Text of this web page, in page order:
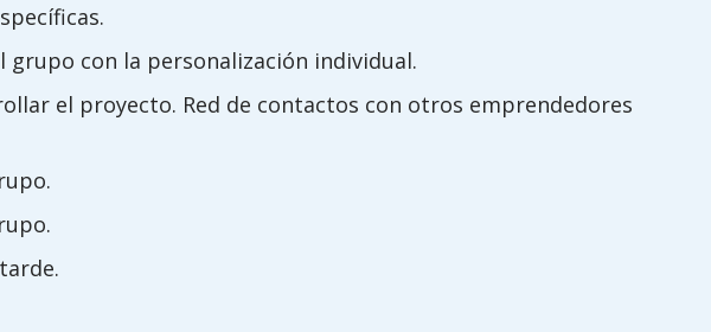
grupo con la personalización individual.
el proyecto. Red de contactos con otros emprendedores